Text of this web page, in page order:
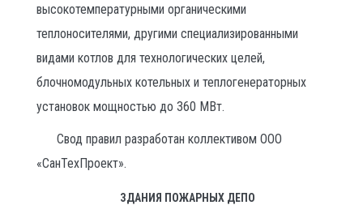
высокотемпературными органическими
теплоносителями, другими специализированными
видами котлов для технологических целей,
блочномодульных котельных и теплогенераторных
установок мощностью до 360 МВт.
Свод правил разработан коллективом ООО
«СанТехПроект».
ЗДАНИЯ ПОЖАРНЫХ ДЕПО